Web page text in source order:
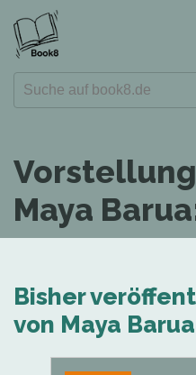
Maya
Bisher
von Maya